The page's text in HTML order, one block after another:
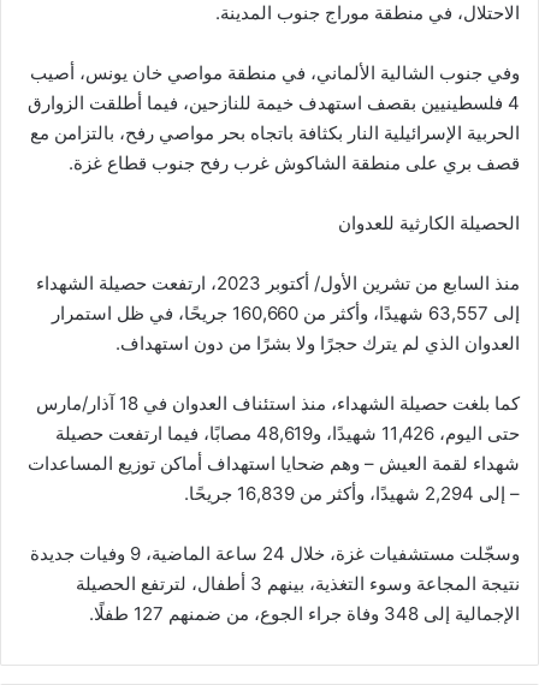
الاحتلال، في منطقة موراج جنوب المدينة.
وفي جنوب الشالية الألماني، في منطقة مواصي خان يونس، أصيب
4 فلسطينيين بقصف استهدف خيمة للنازحين، فيما أطلقت الزوارق
الحربية الإسرائيلية النار بكثافة باتجاه بحر مواصي رفح، بالتزامن مع
قصف بري على منطقة الشاكوش غرب رفح جنوب قطاع غزة.
الحصيلة الكارثية للعدوان
منذ السابع من تشرين الأول/ أكتوبر 2023، ارتفعت حصيلة الشهداء
إلى 63,557 شهيدًا، وأكثر من 160,660 جريحًا، في ظل استمرار
العدوان الذي لم يترك حجرًا ولا بشرًا من دون استهداف.
كما بلغت حصيلة الشهداء، منذ استئناف العدوان في 18 آذار/مارس
حتى اليوم، 11,426 شهيدًا، و48,619 مصابًا، فيما ارتفعت حصيلة
شهداء لقمة العيش – وهم ضحايا استهداف أماكن توزيع المساعدات
– إلى 2,294 شهيدًا، وأكثر من 16,839 جريحًا.
وسجّلت مستشفيات غزة، خلال 24 ساعة الماضية، 9 وفيات جديدة
نتيجة المجاعة وسوء التغذية، بينهم 3 أطفال، لترتفع الحصيلة
الإجمالية إلى 348 وفاة جراء الجوع، من ضمنهم 127 طفلًا.